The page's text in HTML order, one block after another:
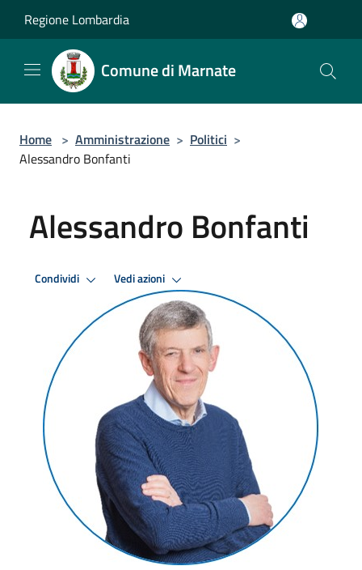
Regione Lombardia
Comune di Marnate
Home > Amministrazione > Politici >
Alessandro Bonfanti
Alessandro Bonfanti
Condividi Vedi azioni